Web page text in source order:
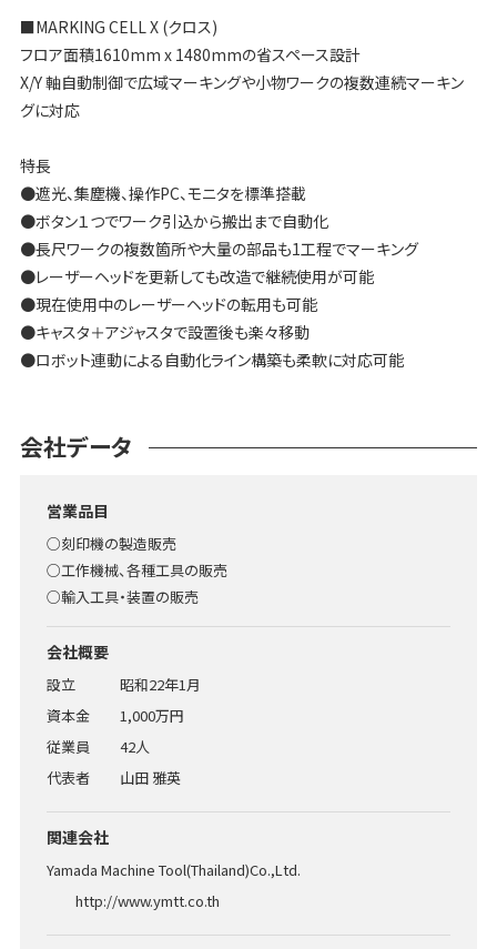
■MARKING CELL X (クロス)
フロア面積1610mm x 1480mmの省スペース設計
X/Y 軸自動制御で広域マーキングや小物ワークの複数連続マーキン
グに対応
特長
●遮光、集塵機、操作PC、モニタを標準搭載
●ボタン１つでワーク引込から搬出まで自動化
●長尺ワークの複数箇所や大量の部品も1工程でマーキング
●レーザーヘッドを更新しても改造で継続使用が可能
●現在使用中のレーザーヘッドの転用も可能
●キャスタ＋アジャスタで設置後も楽々移動
●ロボット連動による自動化ライン構築も柔軟に対応可能
会社データ
営業品目
○刻印機の製造販売
○工作機械、各種工具の販売
○輸入工具・装置の販売
会社概要
設立
昭和22年1月
資本金
1,000万円
従業員
42人
代表者
山田 雅英
関連会社
Yamada Machine Tool(Thailand)Co.,Ltd.
http://www.ymtt.co.th